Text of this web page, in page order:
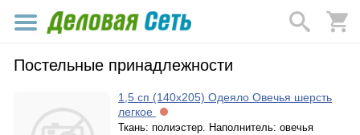
Постельные принадлежности
1,5 сп (140х205) Одеяло Овечья шерсть
легкое
Ткань: полиэстер. Наполнитель: овечья